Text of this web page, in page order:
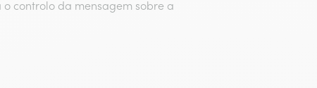
controlo da mensagem sobre a